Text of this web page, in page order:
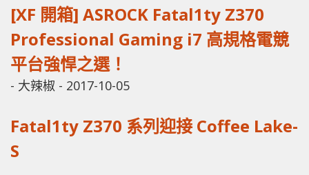
[XF 開箱] ASROCK Fatal1ty Z370
Professional Gaming i7 高規格電競
平台強悍之選！
- 大辣椒 - 2017-10-05
Fatal1ty Z370 系列迎接 Coffee Lake-
S